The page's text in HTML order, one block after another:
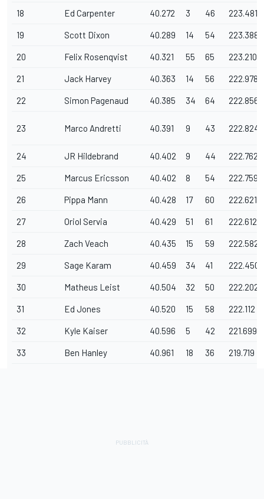
18 Ed Carpenter 40.272 3 46 223.481
19 Scott Dixon 40.289 14 54 223.388
20 Felix Rosenqvist 40.321 55 65 223.210
21 Jack Harvey 40.363 14 56 222.978
22 Simon Pagenaud 40.385 34 64 222.856
23 Marco Andretti 40.391 9 43 222.824
24 JR Hildebrand 40.402 9 44 222.762
25 Marcus Ericsson 40.402 8 54 222.759
26 Pippa Mann 40.428 17 60 222.621
27 Oriol Servia 40.429 51 61 222.612
28 Zach Veach 40.435 15 59 222.582
29 Sage Karam 40.459 34 41 222.450
30 Matheus Leist 40.504 32 50 222.202
31 Ed Jones 40.520 15 58 222.112
32 Kyle Kaiser 40.596 5 42 221.699
33 Ben Hanley 40.961 18 36 219.719